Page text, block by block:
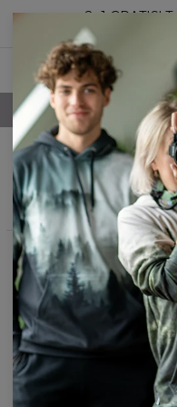
2+1 GRATIS!
DARMOWA
Sukienki
Filtry
Nie